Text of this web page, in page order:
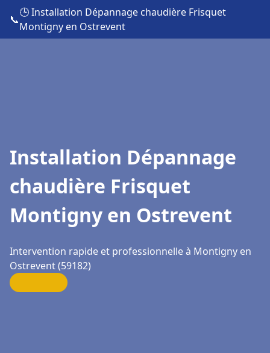
📞
🕒 Installation Dépannage chaudière Frisquet
Montigny en Ostrevent
Installation Dépannage
chaudière Frisquet
Montigny en Ostrevent
Intervention rapide et professionnelle à Montigny en
Ostrevent (59182)